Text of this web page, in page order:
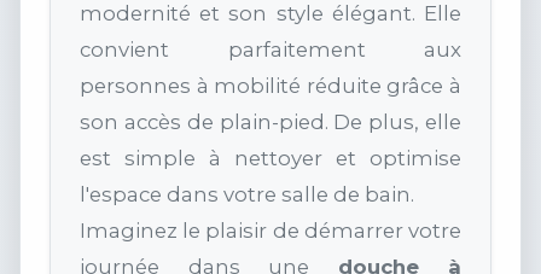
modernité et son style élégant. Elle
convient parfaitement aux
personnes à mobilité réduite grâce à
son accès de plain-pied. De plus, elle
est simple à nettoyer et optimise
l'espace dans votre salle de bain.
Imaginez le plaisir de démarrer votre
journée dans une douche à